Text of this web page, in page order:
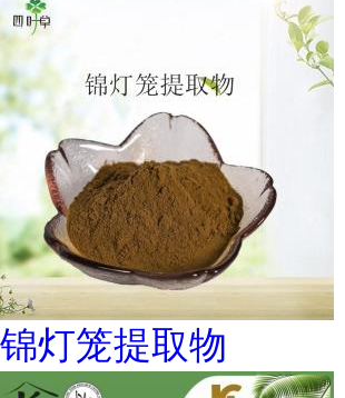
锦灯笼提取物